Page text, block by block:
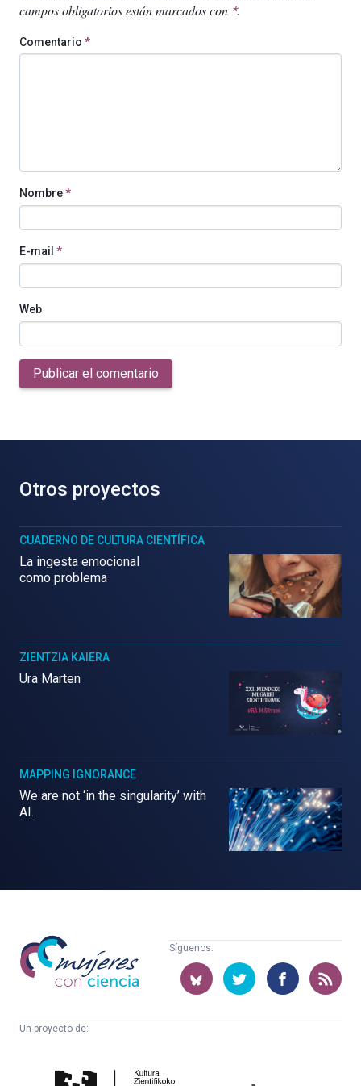
campos obligatorios están marcados con *.
Comentario *
Nombre*
E-mail *
Web
Publicar el comentario
Otros proyectos
CUADERNO DE CULTURA CIENTÍFICA
La ingesta emocional
como problema
ZIENTZIA KAIERA
Ura Marten
MAPPING IGNORANCE
We are not ‘in the singularity’ with
AI.
Mujeres
con
ciencia
Síguenos:
Un proyecto de: